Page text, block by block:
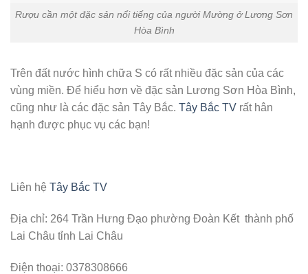
Rượu cần một đặc sản nổi tiếng của người Mường ở Lương Sơn
Hòa Bình
Trên đất nước hình chữa S có rất nhiều đặc sản của các
vùng miền. Để hiểu hơn về đặc sản Lương Sơn Hòa Bình,
cũng như là các đặc sản Tây Bắc. Tây Bắc TV rất hân
hạnh được phục vụ các bạn!
Liên hệ Tây Bắc TV
Địa chỉ: 264 Trần Hưng Đạo phường Đoàn Kết thành phố
Lai Châu tỉnh Lai Châu
Điện thoại: 0378308666